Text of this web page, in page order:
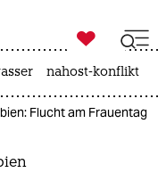

taz zahl ich
nahost-konflikt
Flucht am Frauentag